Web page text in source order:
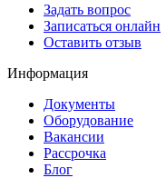
Задать вопрос
Записаться онлайн
Оставить отзыв
Информация
Документы
Оборудование
Вакансии
Рассрочка
Блог